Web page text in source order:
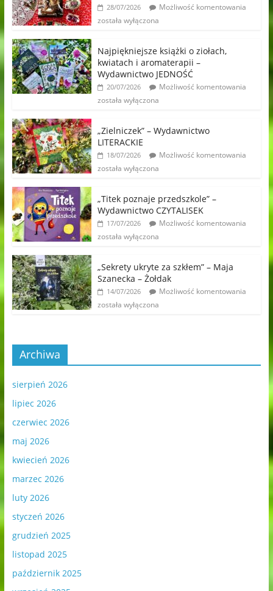
28/07/2026
Możliwość komentowania
została wyłączona
Najpiękniejsze książki o ziołach,
kwiatach i aromaterapii –
Wydawnictwo JEDNOŚĆ
20/07/2026
Możliwość komentowania
została wyłączona
„Zielniczek” – Wydawnictwo
LITERACKIE
18/07/2026
Możliwość komentowania
została wyłączona
„Titek poznaje przedszkole” –
Wydawnictwo CZYTALISEK
17/07/2026
Możliwość komentowania
została wyłączona
„Sekrety ukryte za szkłem” – Maja
Szanecka – Żołdak
14/07/2026
Możliwość komentowania
została wyłączona
Archiwa
sierpień 2026
lipiec 2026
czerwiec 2026
maj 2026
kwiecień 2026
marzec 2026
luty 2026
styczeń 2026
grudzień 2025
listopad 2025
październik 2025